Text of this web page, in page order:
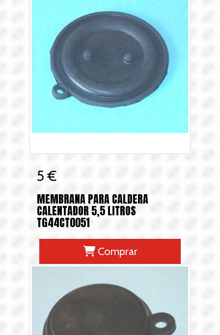
5 €
MEMBRANA PARA CALDERA
CALENTADOR 5,5 LITROS
TG44CT0051
Comprar